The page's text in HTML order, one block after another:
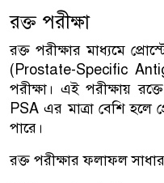
রক্ত পরীক্ষা
রক্ত পরীক্ষার মাধ্যমে
(Prostate-Specific
পরীক্ষা। এই পরীক্ষায়
PSA এর মাত্রা বেশি হলে
পারে।
রক্ত পরীক্ষার ফলাফল